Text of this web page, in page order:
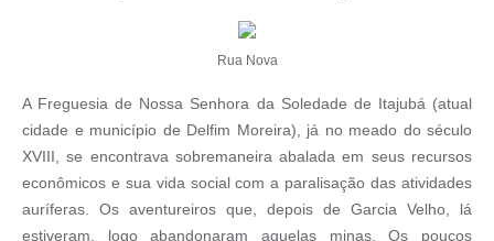
Rua Nova
A Freguesia de Nossa Senhora da Soledade de Itajubá (atual
cidade e município de Delfim Moreira), já no meado do século
XVIII, se encontrava sobremaneira abalada em seus recursos
econômicos e sua vida social com a paralisação das atividades
auríferas. Os aventureiros que, depois de Garcia Velho, lá
estiveram, logo abandonaram aquelas minas. Os poucos